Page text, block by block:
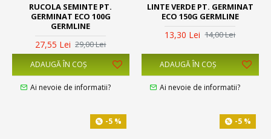
RUCOLA SEMINTE PT.
GERMINAT ECO 100G
GERMLINE
27,55 Lei 29,00 Lei
ADAUGĂ ÎN COŞ
Ai nevoie de informatii?
LINTE VERDE PT. GERMINAT
ECO 150G GERMLINE
13,30 Lei 14,00 Lei
ADAUGĂ ÎN COŞ
Ai nevoie de informatii?
-5 % -5 %